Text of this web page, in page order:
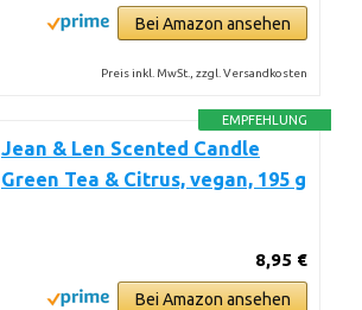
Bei Amazon ansehen
Preis inkl. MwSt., zzgl. Versandkosten
EMPFEHLUNG
Jean & Len Scented Candle
Green Tea & Citrus, vegan, 195 g
8,95 €
Bei Amazon ansehen